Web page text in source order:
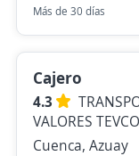
Más de 30 días
Cajero
4.3
VALORES
Cuenca, Azuay